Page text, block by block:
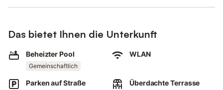
Das geräumige Apartment verfügt über 2 Schlafzimmer, 2
Bäder, Bettwäsche, Handtücher, einen Fernseher mit
Streamingdiensten, eine voll ausgestattete Küche sowie eine
Terrasse mit Gartenmöbeln und Blick ins Grüne. WLAN steht
Ihnen im gesamten Apartment kostenfrei zur Verfügung.
Das bietet Ihnen die Unterkunft
Beheizter Pool
Gemeinschaftlich
WLAN
Parken auf Straße Überdachte Terrasse